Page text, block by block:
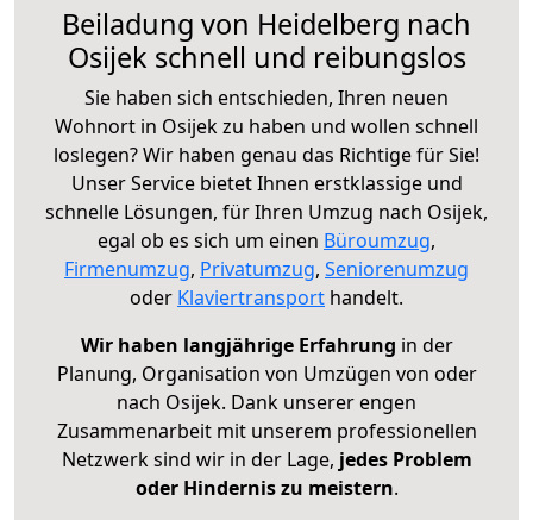
Beiladung von Heidelberg nach
Osijek schnell und reibungslos
Sie haben sich entschieden, Ihren neuen
Wohnort in Osijek zu haben und wollen schnell
loslegen? Wir haben genau das Richtige für Sie!
Unser Service bietet Ihnen erstklassige und
schnelle Lösungen, für Ihren Umzug nach Osijek,
egal ob es sich um einen Büroumzug,
Firmenumzug, Privatumzug, Seniorenumzug
oder Klaviertransport handelt.
Wir haben langjährige Erfahrung in der
Planung, Organisation von Umzügen von oder
nach Osijek. Dank unserer engen
Zusammenarbeit mit unserem professionellen
Netzwerk sind wir in der Lage, jedes Problem
oder Hindernis zu meistern.